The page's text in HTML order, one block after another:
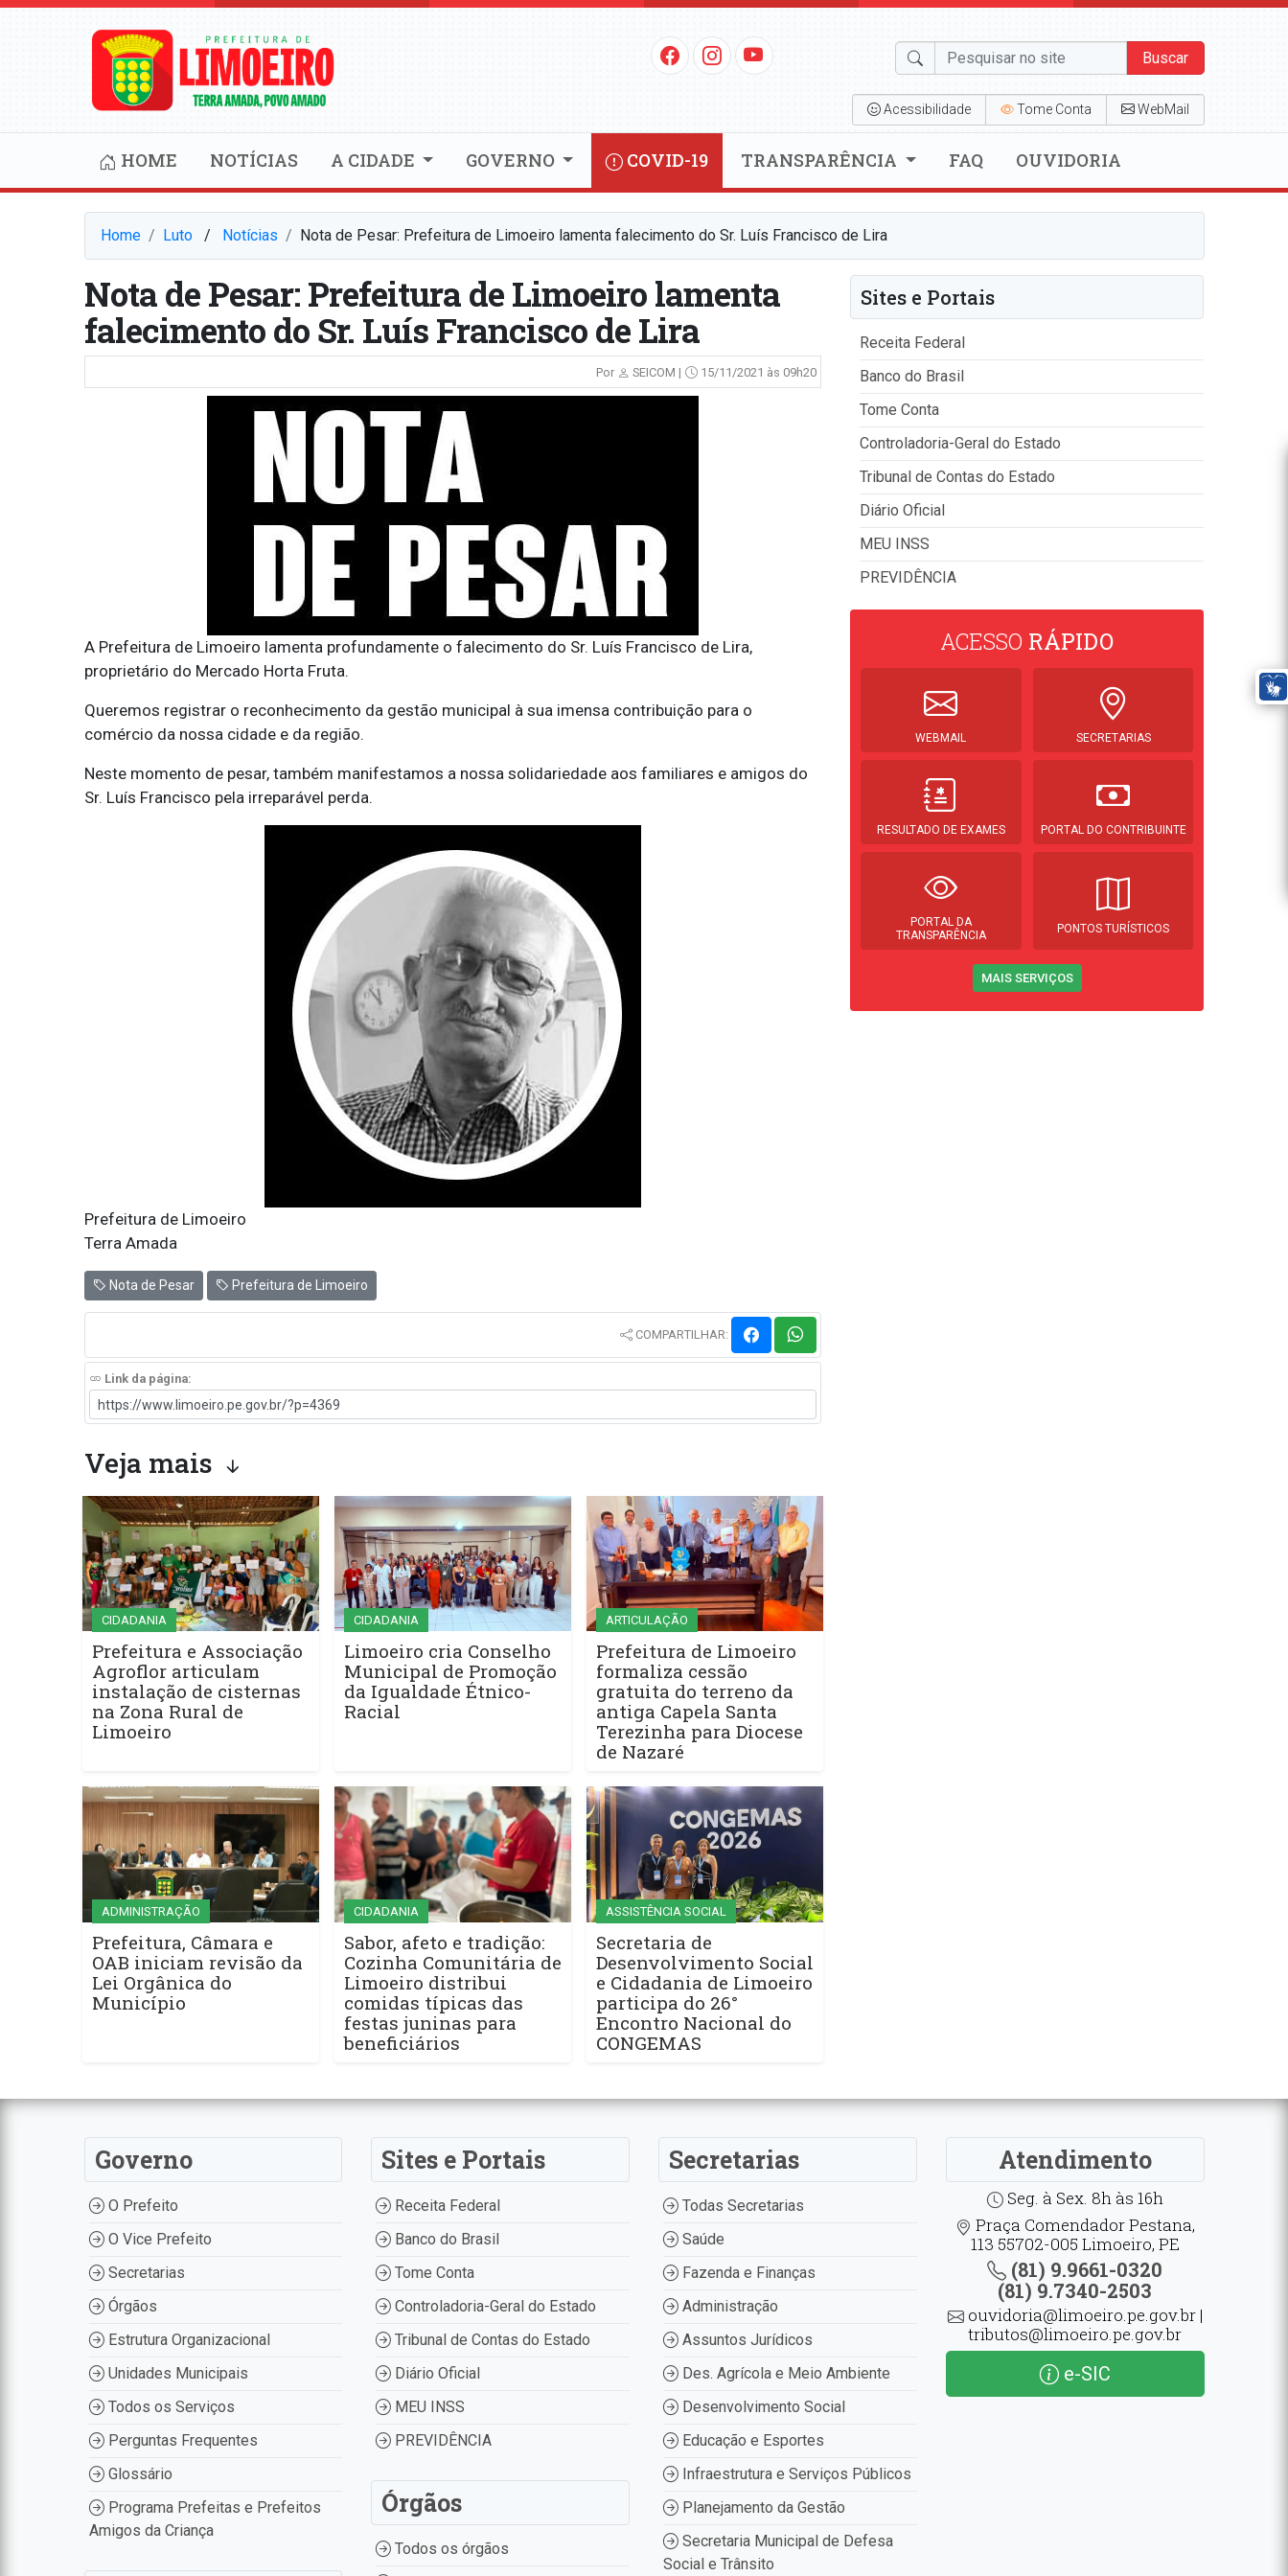
Buscar
Acessibilidade Tome Conta WebMail
HOME NOTÍCIAS A CIDADE GOVERNO COVID-19 TRANSPARÊNCIA FAQ OUVIDORIA
Home Luto⠀/⠀ Notícias Nota de Pesar: Prefeitura de Limoeiro lamenta falecimento do Sr. Luís Francisco de Lira
Nota de Pesar: Prefeitura de Limoeiro lamenta
falecimento do Sr. Luís Francisco de Lira
Por SEICOM | 15/11/2021 às 09h20
A Prefeitura de Limoeiro lamenta profundamente o falecimento do Sr. Luís Francisco de Lira,
proprietário do Mercado Horta Fruta.
Queremos registrar o reconhecimento da gestão municipal à sua imensa contribuição para o
comércio da nossa cidade e da região.
Neste momento de pesar, também manifestamos a nossa solidariedade aos familiares e amigos do
Sr. Luís Francisco pela irreparável perda.
Prefeitura de Limoeiro
Terra Amada
Nota de Pesar Prefeitura de Limoeiro
COMPARTILHAR:
Link da página:
Veja mais
CIDADANIA
Prefeitura e Associação
Agroflor articulam
instalação de cisternas
na Zona Rural de
Limoeiro
CIDADANIA
Limoeiro cria Conselho
Municipal de Promoção
da Igualdade Étnico-
Racial
ARTICULAÇÃO
Prefeitura de Limoeiro
formaliza cessão
gratuita do terreno da
antiga Capela Santa
Terezinha para Diocese
de Nazaré
ADMINISTRAÇÃO
Prefeitura, Câmara e
OAB iniciam revisão da
Lei Orgânica do
Município
CIDADANIA
Sabor, afeto e tradição:
Cozinha Comunitária de
Limoeiro distribui
comidas típicas das
festas juninas para
beneficiários
ASSISTÊNCIA SOCIAL
Secretaria de
Desenvolvimento Social
e Cidadania de Limoeiro
participa do 26°
Encontro Nacional do
CONGEMAS
Sites e Portais
Receita Federal
Banco do Brasil
Tome Conta
Controladoria-Geral do Estado
Tribunal de Contas do Estado
Diário Oficial
MEU INSS
PREVIDÊNCIA
ACESSO RÁPIDO
WEBMAIL SECRETARIAS
RESULTADO DE EXAMES PORTAL DO CONTRIBUINTE
PORTAL DA
TRANSPARÊNCIA
PONTOS TURÍSTICOS
MAIS SERVIÇOS
Governo
O Prefeito
O Vice Prefeito
Secretarias
Órgãos
Estrutura Organizacional
Unidades Municipais
Todos os Serviços
Perguntas Frequentes
Glossário
Programa Prefeitas e Prefeitos
Amigos da Criança
Sites e Portais
Receita Federal
Banco do Brasil
Tome Conta
Controladoria-Geral do Estado
Tribunal de Contas do Estado
Diário Oficial
MEU INSS
PREVIDÊNCIA
Órgãos
Todos os órgãos
Secretarias
Todas Secretarias
Saúde
Fazenda e Finanças
Administração
Assuntos Jurídicos
Des. Agrícola e Meio Ambiente
Desenvolvimento Social
Educação e Esportes
Infraestrutura e Serviços Públicos
Planejamento da Gestão
Secretaria Municipal de Defesa
Social e Trânsito
Atendimento
Seg. à Sex. 8h às 16h
Praça Comendador Pestana,
113 55702-005 Limoeiro, PE
(81) 9.9661-0320
(81) 9.7340-2503
ouvidoria@limoeiro.pe.gov.br |
tributos@limoeiro.pe.gov.br
e-SIC